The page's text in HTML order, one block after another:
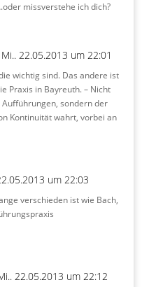
missverstehe ich dich?
22.05.2013 um 22:01
wichtig sind. Das andere ist
Praxis in Bayreuth. – Nicht
sondern der
Kontinuität wahrt, vorbei an
um 22:03
verschieden ist wie Bach,
22.05.2013 um 22:12